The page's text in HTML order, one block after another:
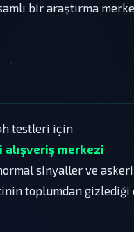
bir araştırma
testleri için
alışveriş merkezi
sinyaller ve askeri
toplumdan gizlediği